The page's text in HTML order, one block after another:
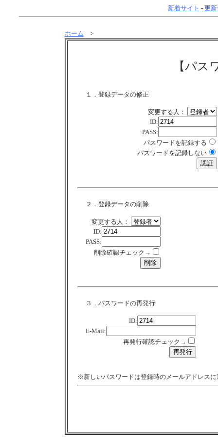
新着サイト - 更
ホーム >
【パス
１．登録データの修正
変更する人：
ID:
PASS:
パスワードを記録する
パスワードを記録しない
２．登録データの削除
変更する人：
ID:
PASS:
削除確認チェック→
３．パスワードの再発行
ID:
E-Mail:
再発行確認チェック→
※新しいパスワードは登録時のメールアドレスに